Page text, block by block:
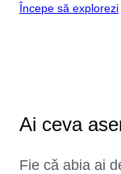
Începe să explorezi
Ai ceva
Fie că abia ai